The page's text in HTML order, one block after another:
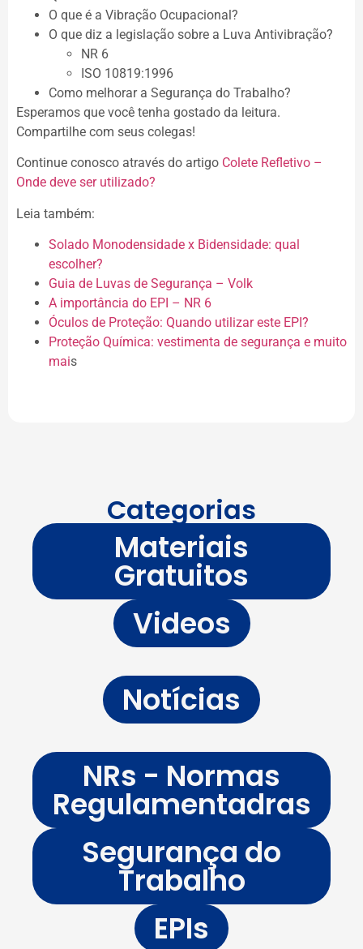
O que é a Vibração Ocupacional?
O que diz a legislação sobre a Luva Antivibração?
NR 6
ISO 10819:1996
Como melhorar a Segurança do Trabalho?
Esperamos que você tenha gostado da leitura.
Compartilhe com seus colegas!
Continue conosco através do artigo Colete Refletivo –
Onde deve ser utilizado?
Leia também:
Solado Monodensidade x Bidensidade: qual
escolher?
Guia de Luvas de Segurança – Volk
A importância do EPI – NR 6
Óculos de Proteção: Quando utilizar este EPI?
Proteção Química: vestimenta de segurança e muito
mais
Categorias
Materiais
Gratuitos
Videos
Notícias
NRs - Normas
Regulamentadras
Segurança do
Trabalho
EPIs